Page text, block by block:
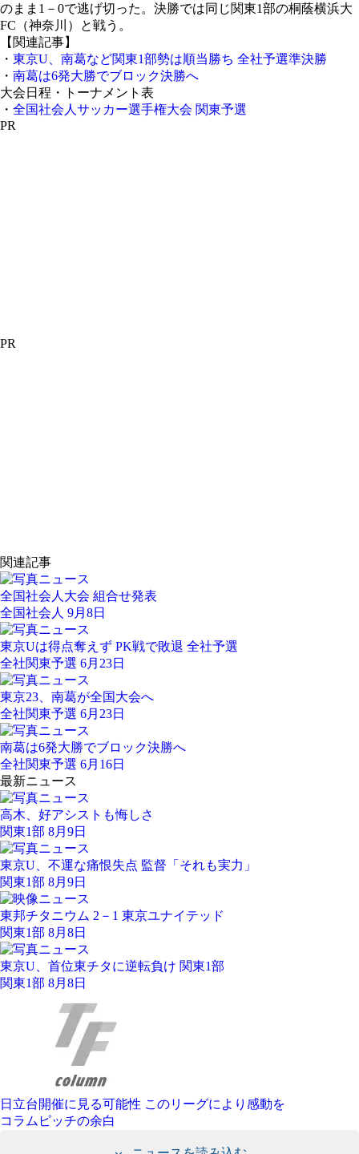
のまま1－0で逃げ切った。決勝では同じ関東1部の桐蔭横浜大
FC（神奈川）と戦う。
【関連記事】
・ 東京U、南葛など関東1部勢は順当勝ち 全社予選準決勝
・ 南葛は6発大勝でブロック決勝へ
大会日程・トーナメント表
・ 全国社会人サッカー選手権大会 関東予選
PR
PR
関連記事
全国社会人大会 組合せ発表
全国社会人 9月8日
東京Uは得点奪えず PK戦で敗退 全社予選
全社関東予選 6月23日
東京23、南葛が全国大会へ
全社関東予選 6月23日
南葛は6発大勝でブロック決勝へ
全社関東予選 6月16日
最新ニュース
高木、好アシストも悔しさ
関東1部 8月9日
東京U、不運な痛恨失点 監督「それも実力」
関東1部 8月9日
東邦チタニウム 2－1 東京ユナイテッド
関東1部 8月8日
東京U、首位東チタに逆転負け 関東1部
関東1部 8月8日
日立台開催に見る可能性 このリーグにより感動を
コラム ピッチの余白